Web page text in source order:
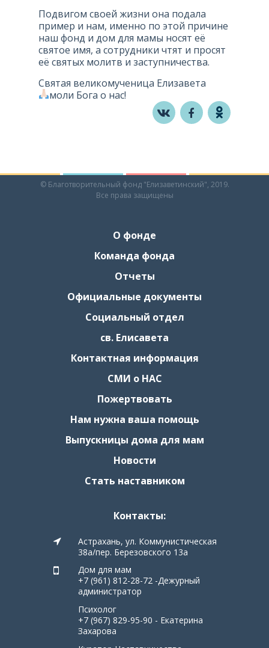
Подвигом своей жизни она подала
пример и нам, именно по этой причине
наш фонд и дом для мамы носят её
святое имя, а сотрудники чтят и просят
её святых молитв и заступничества.
Святая великомученица Елизавета
моли Бога о нас!
© Благотворительный фонд "Елизаветинский", 2019.
Все права защищены
О фонде
Команда фонда
Отчеты
Официальные документы
Социальный отдел
св. Елисавета
Контактная информация
СМИ о НАС
Пожертвовать
Нам нужна ваша помощь
Выпускницы дома для мам
Новости
Стать наставником
Контакты:
Астрахань, ул. Коммунистическая
38а/пер. Березовского 13а
Дом для мам
+7 (961) 812-28-72 -Дежурный
администратор
Психолог
+7 (967) 829-95-90 - Екатерина
Захарова